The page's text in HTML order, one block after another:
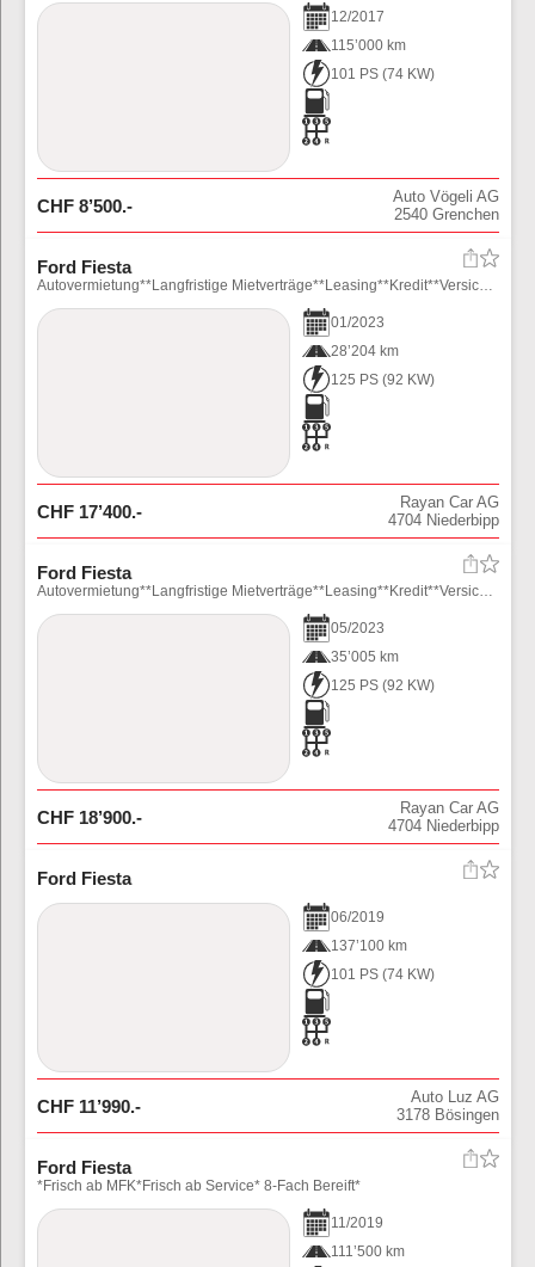
12/2017
115’000 km
101 PS (74 KW)
CHF 8’500.-
Auto Vögeli AG
2540 Grenchen
Ford Fiesta
Autovermietung**Langfristige Mietverträge**Leasing**Kredit**Versicherungen**Garantie**\\n****www.rayancars.ch*****
01/2023
28’204 km
125 PS (92 KW)
CHF 17’400.-
Rayan Car AG
4704 Niederbipp
Ford Fiesta
Autovermietung**Langfristige Mietverträge**Leasing**Kredit**Versicherungen**Garantie**\\n****www.rayancars.ch*****
05/2023
35’005 km
125 PS (92 KW)
CHF 18’900.-
Rayan Car AG
4704 Niederbipp
Ford Fiesta
06/2019
137’100 km
101 PS (74 KW)
CHF 11’990.-
Auto Luz AG
3178 Bösingen
Ford Fiesta
*Frisch ab MFK*Frisch ab Service* 8-Fach Bereift*
11/2019
111’500 km